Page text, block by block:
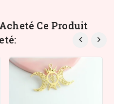
Ce Produit